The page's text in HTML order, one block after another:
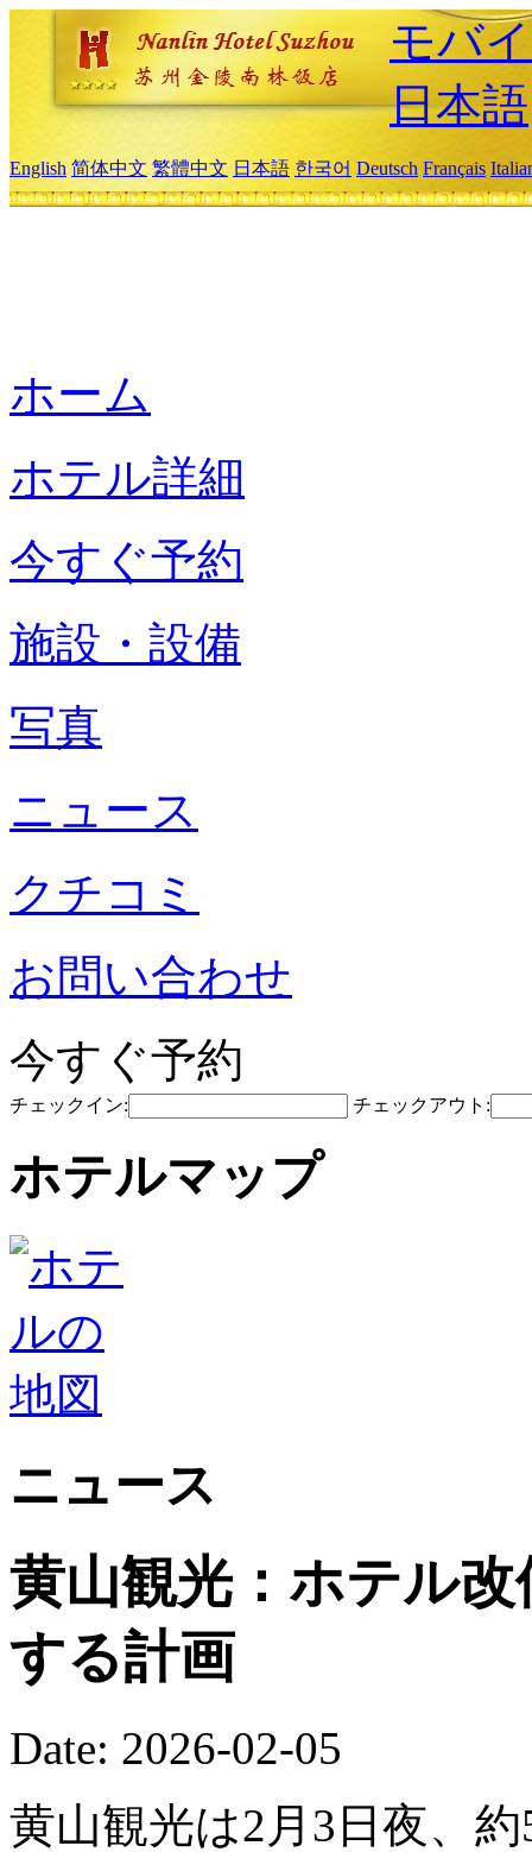
モバ
日本語
English 简体中文 繁體中文 日本語 한국어 Deutsch Français
ホーム
ホテル詳細
今すぐ予約
施設・設備
写真
ニュース
クチコミ
お問い合わせ
今すぐ予約
チェックイン: チェックアウト:
ホテルマップ
ニュース
黄山観光：ホテル
する計画
Date: 2026-02-05
黄山観光は2月3日夜、